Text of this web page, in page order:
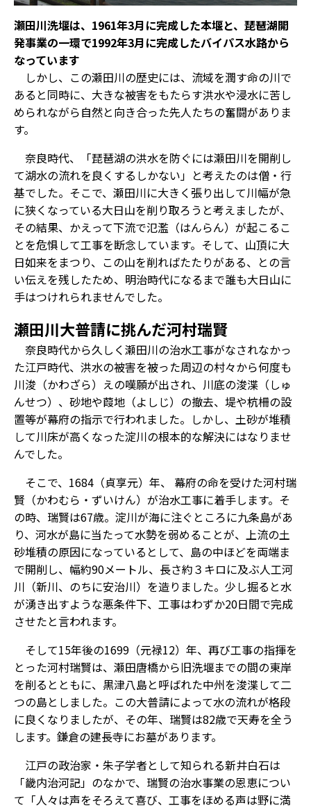
瀬田川洗堰は、1961年3月に完成した本堰と、琵琶湖開
発事業の一環で1992年3月に完成したバイパス水路から
なっています
しかし、この瀬田川の歴史には、流域を潤す命の川で
あると同時に、大きな被害をもたらす洪水や浸水に苦し
められながら自然と向き合った先人たちの奮闘がありま
す。
奈良時代、「琵琶湖の洪水を防ぐには瀬田川を開削し
て湖水の流れを良くするしかない」と考えたのは僧・行
基でした。そこで、瀬田川に大きく張り出して川幅が急
に狭くなっている大日山を削り取ろうと考えましたが、
その結果、かえって下流で氾濫（はんらん）が起こるこ
とを危惧して工事を断念しています。そして、山頂に大
日如来をまつり、この山を削ればたたりがある、との言
い伝えを残したため、明治時代になるまで誰も大日山に
手はつけれられませんでした。
瀬田川大普請に挑んだ河村瑞賢
奈良時代から久しく瀬田川の治水工事がなされなかっ
た江戸時代、洪水の被害を被った周辺の村々から何度も
川浚（かわざら）えの嘆願が出され、川底の浚渫（しゅ
んせつ）、砂地や葭地（よしじ）の撤去、堤や杭柵の設
置等が幕府の指示で行われました。しかし、土砂が堆積
して川床が高くなった淀川の根本的な解決にはなりませ
んでした。
そこで、1684（貞享元）年、 幕府の命を受けた河村瑞
賢（かわむら・ずいけん）が治水工事に着手します。そ
の時、瑞賢は67歳。淀川が海に注ぐところに九条島があ
り、河水が島に当たって水勢を弱めることが、上流の土
砂堆積の原因になっているとして、島の中ほどを両端ま
で開削し、幅約90メートル、長さ約３キロに及ぶ人工河
川（新川、のちに安治川）を造りました。少し掘ると水
が湧き出すような悪条件下、工事はわずか20日間で完成
させたと言われます。
そして15年後の1699（元禄12）年、再び工事の指揮を
とった河村瑞賢は、瀬田唐橋から旧洗堰までの間の東岸
を削るとともに、黒津八島と呼ばれた中州を浚渫して二
つの島としました。この大普請によって水の流れが格段
に良くなりましたが、その年、瑞賢は82歳で天寿を全う
します。鎌倉の建長寺にお墓があります。
江戸の政治家・朱子学者として知られる新井白石は
「畿内治河記」のなかで、瑞賢の治水事業の恩恵につい
て「人々は声をそろえて喜び、工事をほめる声は野に満